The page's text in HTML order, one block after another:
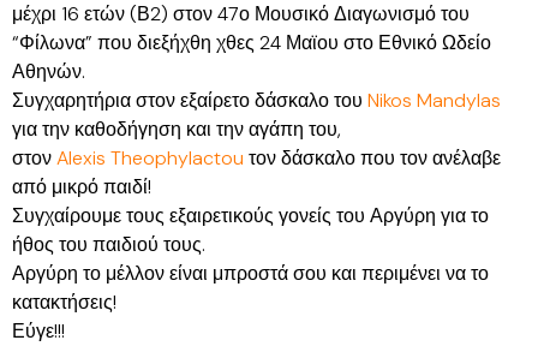
μέχρι 16 ετών (Β2) στον 47ο Μουσικό Διαγωνισμό του
“Φίλωνα” που διεξήχθη χθες 24 Μαϊου στο Εθνικό Ωδείο
Αθηνών.
Συγχαρητήρια στον εξαίρετο δάσκαλο του Nikos Mandylas
για την καθοδήγηση και την αγάπη του,
στονAlexis Theophylactou τον δάσκαλο που τον ανέλαβε
από μικρό παιδί!
Συγχαίρουμε τους εξαιρετικούς γονείς του Αργύρη για το
ήθος του παιδιού τους.
Αργύρη το μέλλον είναι μπροστά σου και περιμένει να το
κατακτήσεις!
Εύγε!!!